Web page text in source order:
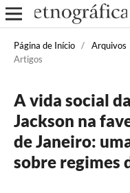
Página de Início / Arquivos
Artigos
A vida social
Jackson na
de Janeiro:
sobre regimes